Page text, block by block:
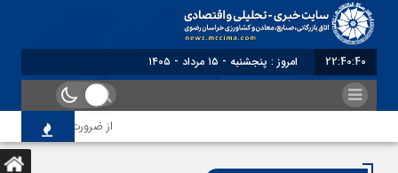
22:40:41 امروز : پنجشنبه - ۱۵ مرداد - ۱۴۰۵
از ضرورت اصلاح